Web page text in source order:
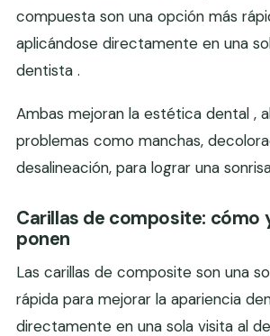
compuesta son una opción más
aplicándose directamente en una
dentista .
Ambas mejoran la estética dental ,
problemas como manchas,
desalineación, para lograr una
Carillas de composite: cómo
ponen
Las carillas de composite son una
rápida para mejorar la apariencia
directamente en una sola visita al